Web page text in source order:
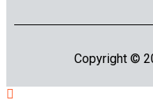
Copyright ©